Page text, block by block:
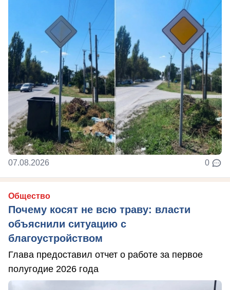
07.08.2026 0
Общество
Почему косят не всю траву: власти
объяснили ситуацию с
благоустройством
Глава предоставил отчет о работе за первое
полугодие 2026 года